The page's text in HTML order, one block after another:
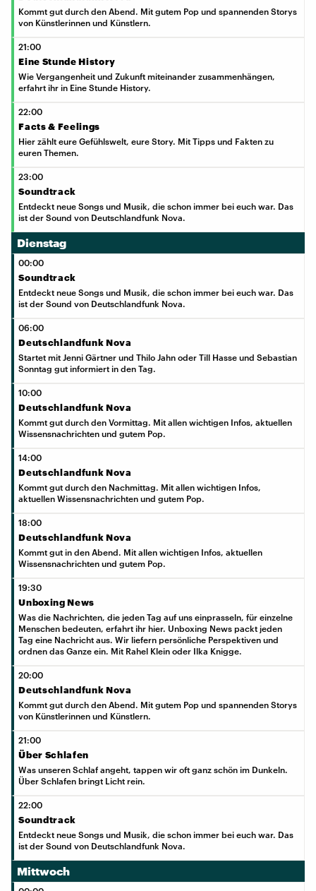
Kommt gut durch den Abend. Mit gutem Pop und spannenden Storys
von Künstlerinnen und Künstlern.
21:00
Eine Stunde History
Wie Vergangenheit und Zukunft miteinander zusammenhängen,
erfahrt ihr in Eine Stunde History.
22:00
Facts & Feelings
Hier zählt eure Gefühlswelt, eure Story. Mit Tipps und Fakten zu
euren Themen.
23:00
Soundtrack
Entdeckt neue Songs und Musik, die schon immer bei euch war. Das
ist der Sound von Deutschlandfunk Nova.
Dienstag
00:00
Soundtrack
Entdeckt neue Songs und Musik, die schon immer bei euch war. Das
ist der Sound von Deutschlandfunk Nova.
06:00
Deutschlandfunk Nova
Startet mit Jenni Gärtner und Thilo Jahn oder Till Hasse und Sebastian
Sonntag gut informiert in den Tag.
10:00
Deutschlandfunk Nova
Kommt gut durch den Vormittag. Mit allen wichtigen Infos, aktuellen
Wissensnachrichten und gutem Pop.
14:00
Deutschlandfunk Nova
Kommt gut durch den Nachmittag. Mit allen wichtigen Infos,
aktuellen Wissensnachrichten und gutem Pop.
18:00
Deutschlandfunk Nova
Kommt gut in den Abend. Mit allen wichtigen Infos, aktuellen
Wissensnachrichten und gutem Pop.
19:30
Unboxing News
Was die Nachrichten, die jeden Tag auf uns einprasseln, für einzelne
Menschen bedeuten, erfahrt ihr hier. Unboxing News packt jeden
Tag eine Nachricht aus. Wir liefern persönliche Perspektiven und
ordnen das Ganze ein. Mit Rahel Klein oder Ilka Knigge.
20:00
Deutschlandfunk Nova
Kommt gut durch den Abend. Mit gutem Pop und spannenden Storys
von Künstlerinnen und Künstlern.
21:00
Über Schlafen
Was unseren Schlaf angeht, tappen wir oft ganz schön im Dunkeln.
Über Schlafen bringt Licht rein.
22:00
Soundtrack
Entdeckt neue Songs und Musik, die schon immer bei euch war. Das
ist der Sound von Deutschlandfunk Nova.
Mittwoch